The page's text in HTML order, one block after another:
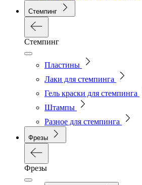
Стемпинг
Стемпинг
Пластины
Лаки для стемпинга
Гель краски для стемпинга
Штампы
Разное для стемпинга
Фрезы
Фрезы